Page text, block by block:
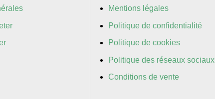
Mentions légales
Politique de confidentialité
Politique de cookies
Politique des réseaux sociaux
Conditions de vente